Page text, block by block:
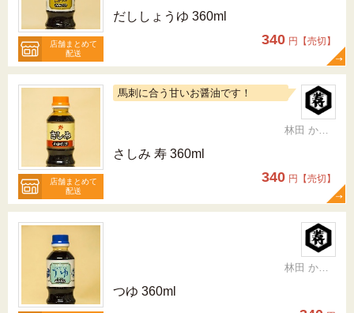
店舗まとめて
配送
だししょうゆ 360ml
340 円【売切】
店舗まとめて
配送
馬刺に合う甘いお醤油です！
林田 かおり
さしみ 寿 360ml
340 円【売切】
林田 かおり
つゆ 360ml